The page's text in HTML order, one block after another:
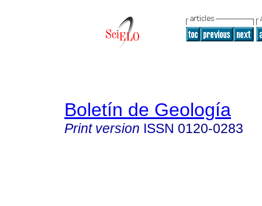
Boletín de Geología
Print version ISSN 0120-0283